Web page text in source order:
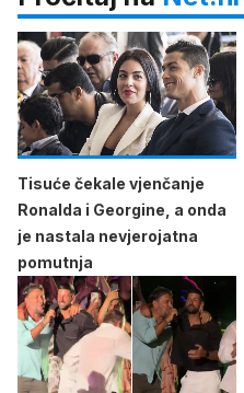
Tisuće čekale vjenčanje
Ronalda i Georgine, a onda
je nastala nevjerojatna
pomutnja